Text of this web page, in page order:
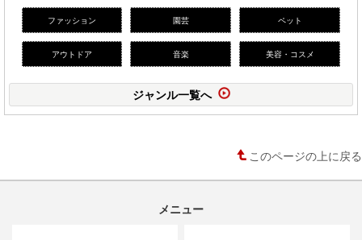
ファッション 園芸 ペット
アウトドア 音楽 美容・コスメ
ジャンル一覧へ
このページの上に戻る
メニュー